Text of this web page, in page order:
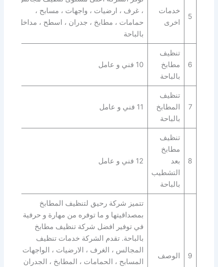
5
خدمات
اخرى
، غرف ، ارضيات ، واجهات ، مسابح ،
حمامات ، مطابخ ، جدران ، اسطح ، مداخل
بالباحة
6
تنظيف
مطابخ
بالباحة
10 فني و عامل
7
تنظيف
المطابخ
بالباحة
11 فني و عامل
8
تنظيف
مطابخ
بعد
التشطيب
بالباحة
12 فني و عامل
9 الوصف
تتميز شركة رحيق لتنظيف المطابخ
بمصداقيتها و ما توفره من مهارة و حرفية
في توفير افضل شركة تنظيف مطابخ
بالباحة. تقدم الشركة خدمات تنظيف
المجالس ، الغرف ، الارضيات ، الواجهات ،
المسابح ، الحمامات ، المطابخ ، الجدران ،